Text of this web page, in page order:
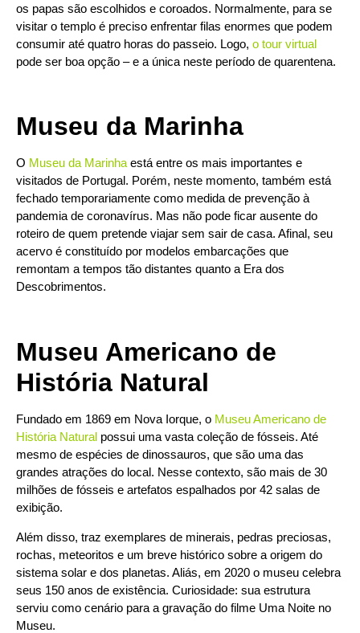
os papas são escolhidos e coroados. Normalmente, para se
visitar o templo é preciso enfrentar filas enormes que podem
consumir até quatro horas do passeio. Logo, o tour virtual
pode ser boa opção – e a única neste período de quarentena.
Museu da Marinha
O Museu da Marinha está entre os mais importantes e
visitados de Portugal. Porém, neste momento, também está
fechado temporariamente como medida de prevenção à
pandemia de coronavírus. Mas não pode ficar ausente do
roteiro de quem pretende viajar sem sair de casa. Afinal, seu
acervo é constituído por modelos embarcações que
remontam a tempos tão distantes quanto a Era dos
Descobrimentos.
Museu Americano de
História Natural
Fundado em 1869 em Nova Iorque, o Museu Americano de
História Natural possui uma vasta coleção de fósseis. Até
mesmo de espécies de dinossauros, que são uma das
grandes atrações do local. Nesse contexto, são mais de 30
milhões de fósseis e artefatos espalhados por 42 salas de
exibição.
Além disso, traz exemplares de minerais, pedras preciosas,
rochas, meteoritos e um breve histórico sobre a origem do
sistema solar e dos planetas. Aliás, em 2020 o museu celebra
seus 150 anos de existência. Curiosidade: sua estrutura
serviu como cenário para a gravação do filme Uma Noite no
Museu.